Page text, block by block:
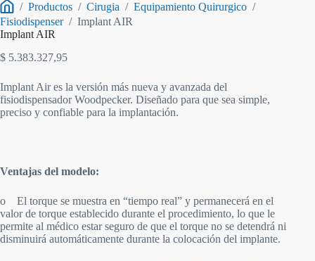
Inicio
/ Productos / Cirugia / Equipamiento Quirurgico /
Fisiodispenser / Implant AIR
Implant AIR
$ 5.383.327,95
Implant Air es la versión más nueva y avanzada del
fisiodispensador Woodpecker. Diseñado para que sea simple,
preciso y confiable para la implantación.
Ventajas del modelo:
o El torque se muestra en “tiempo real” y permanecerá en el
valor de torque establecido durante el procedimiento, lo que le
permite al médico estar seguro de que el torque no se detendrá ni
disminuirá automáticamente durante la colocación del implante.